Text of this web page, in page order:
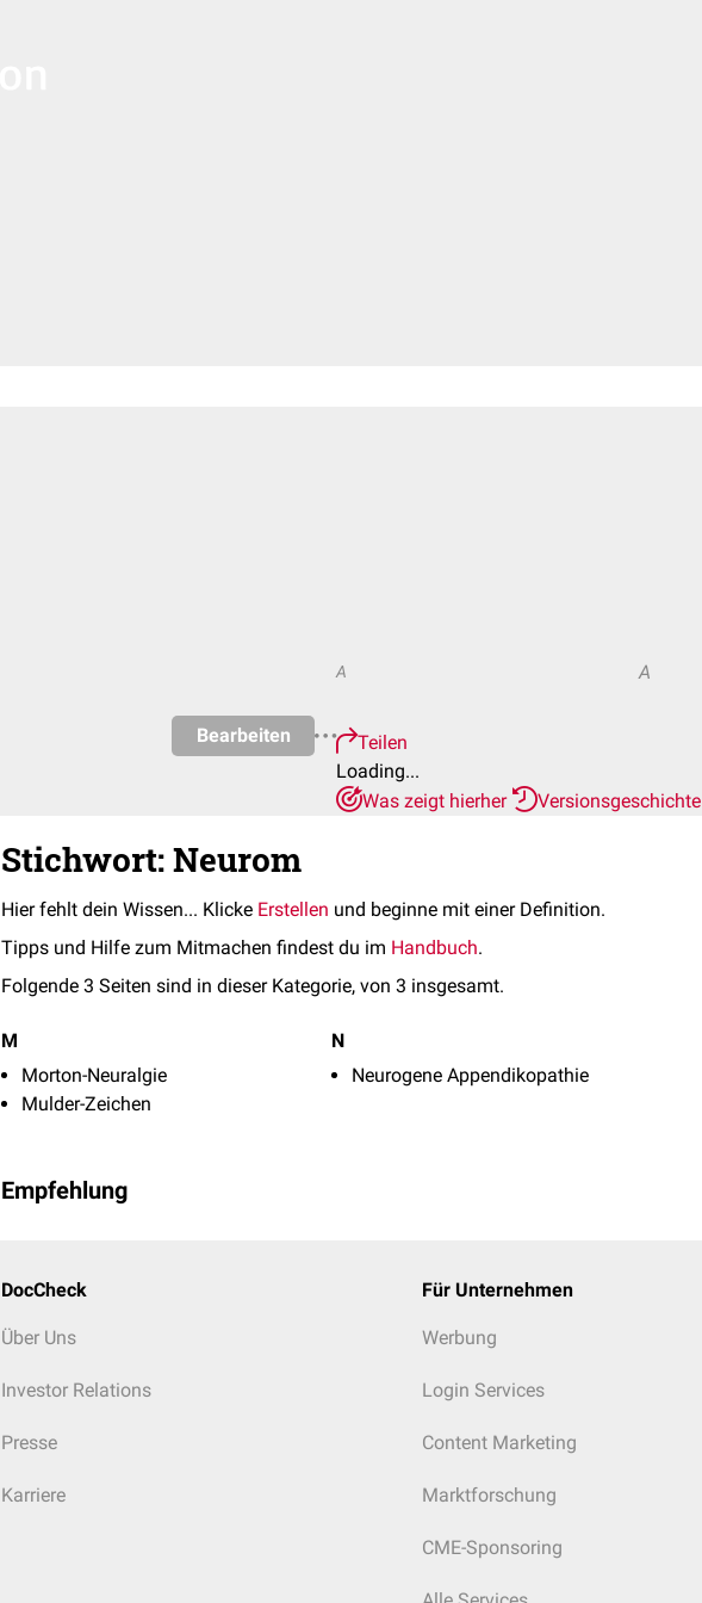
Bearbeiten
A A
Teilen
Loading...
Was zeigt hierher
Versionsgeschichte
Stichwort: Neurom
Hier fehlt dein Wissen... Klicke Erstellen und beginne mit einer Definition.
Tipps und Hilfe zum Mitmachen findest du im Handbuch.
Folgende 3 Seiten sind in dieser Kategorie, von 3 insgesamt.
M
Morton-Neuralgie
Mulder-Zeichen
N
Neurogene Appendikopathie
Empfehlung
DocCheck
Über Uns
Investor Relations
Presse
Karriere
Für Unternehmen
Werbung
Login Services
Content Marketing
Marktforschung
CME-Sponsoring